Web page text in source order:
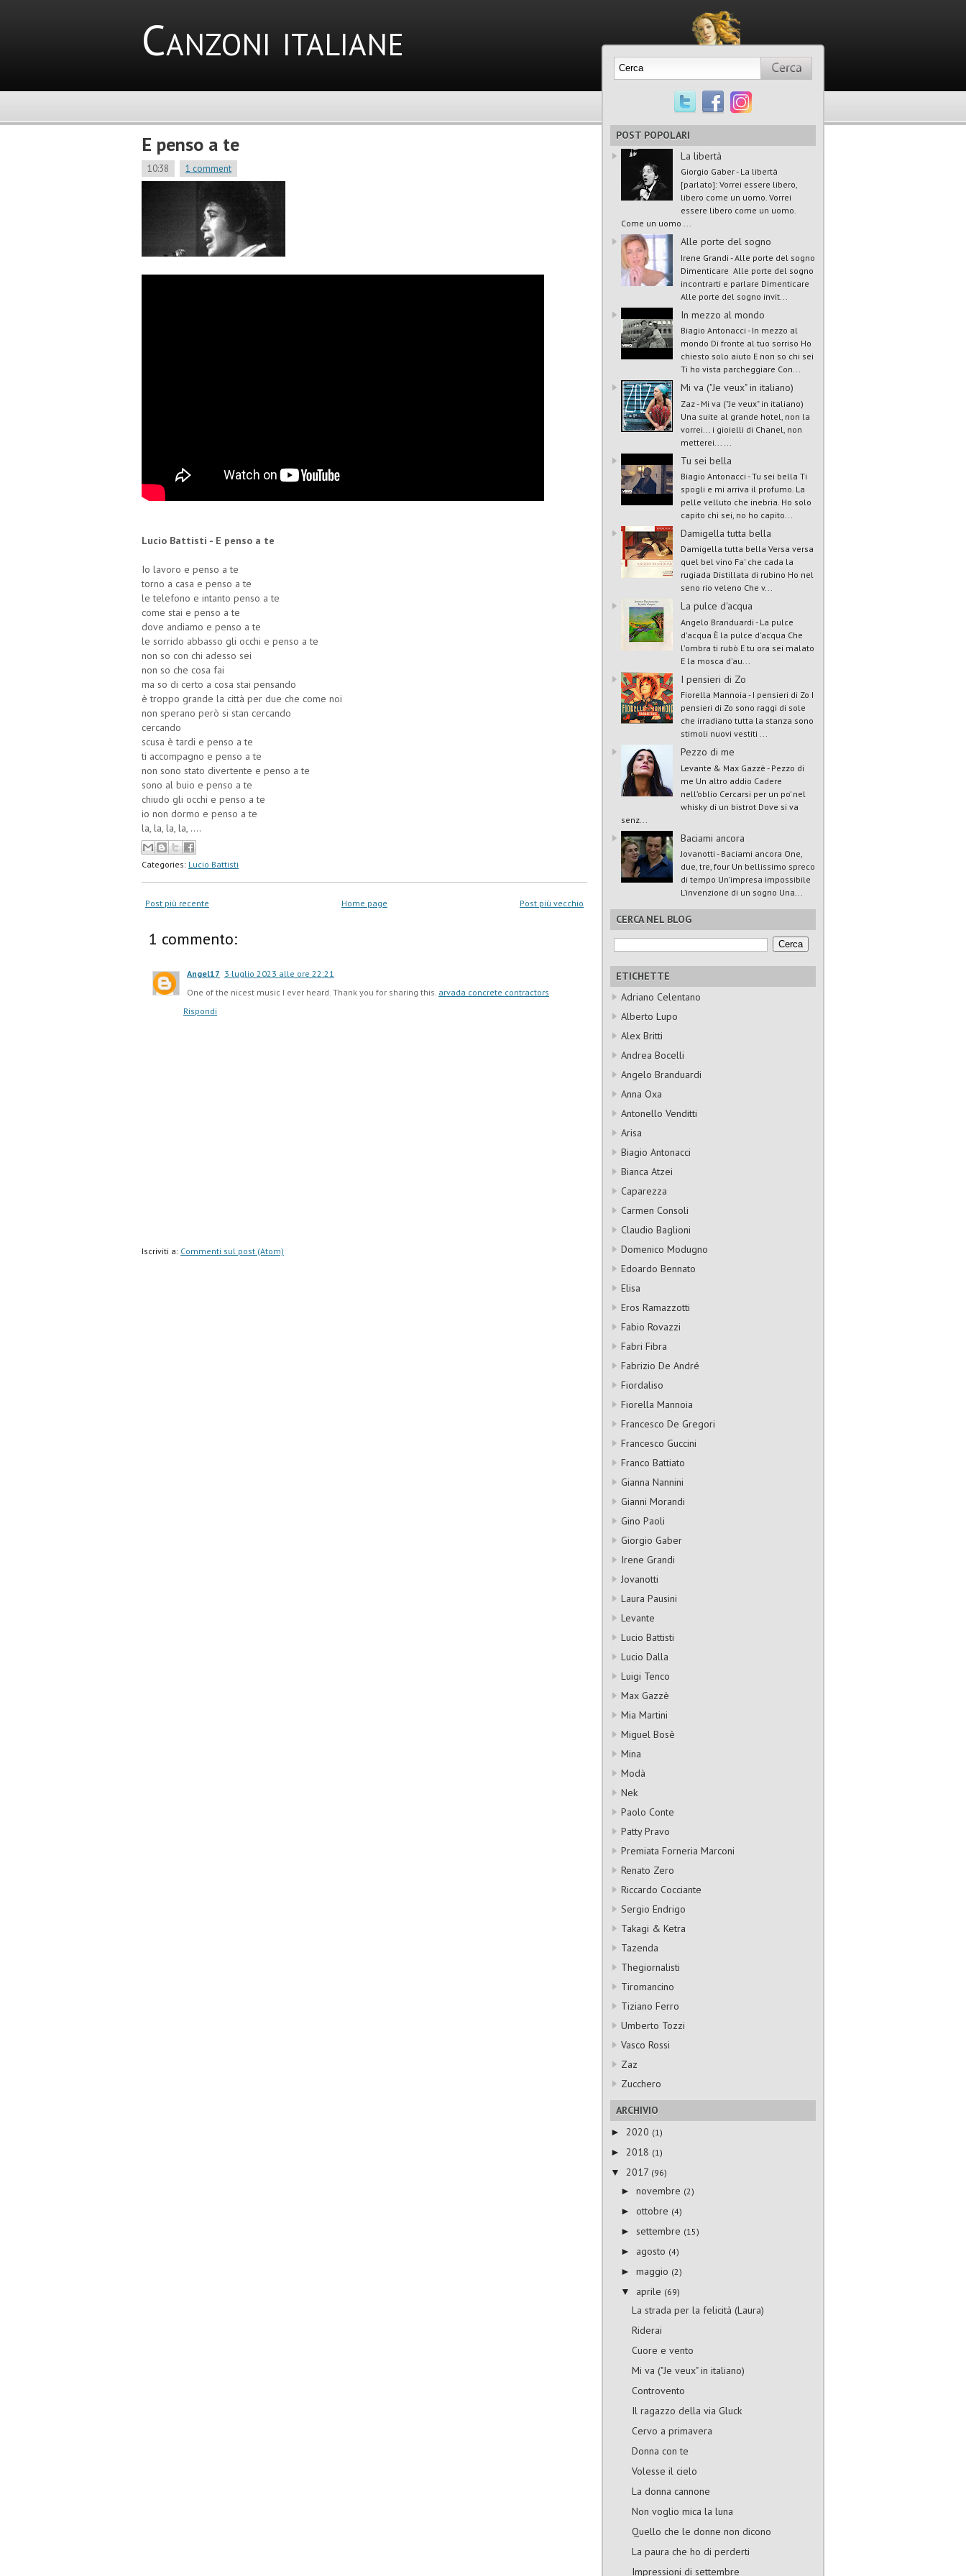
Canzoni italiane
E penso a te
10:38 1 comment
Lucio Battisti - E penso a te
Io lavoro e penso a te
torno a casa e penso a te
le telefono e intanto penso a te
come stai e penso a te
dove andiamo e penso a te
le sorrido abbasso gli occhi e penso a te
non so con chi adesso sei
non so che cosa fai
ma so di certo a cosa stai pensando
è troppo grande la città per due che come noi
non sperano però si stan cercando
cercando
scusa è tardi e penso a te
ti accompagno e penso a te
non sono stato divertente e penso a te
sono al buio e penso a te
chiudo gli occhi e penso a te
io non dormo e penso a te
la, la, la, la, ....
Categories: Lucio Battisti
Post più recente Post più vecchio
Home page
1 commento:
Angel17 3 luglio 2023 alle ore 22:21
One of the nicest music I ever heard. Thank you for sharing this. arvada concrete contractors
Rispondi
Iscriviti a: Commenti sul post (Atom)
POST POPOLARI
La libertà
Giorgio Gaber - La libertà
[parlato]: Vorrei essere libero,
libero come un uomo. Vorrei
essere libero come un uomo.
Come un uomo ...
Alle porte del sogno
Irene Grandi - Alle porte del sogno
Dimenticare Alle porte del sogno
incontrarti e parlare Dimenticare
Alle porte del sogno invit...
In mezzo al mondo
Biagio Antonacci - In mezzo al
mondo Di fronte al tuo sorriso Ho
chiesto solo aiuto E non so chi sei
Ti ho vista parcheggiare Con...
Mi va ("Je veux" in italiano)
Zaz - Mi va ("Je veux" in italiano)
Una suite al grande hotel, non la
vorrei... i gioielli di Chanel, non
metterei... ...
Tu sei bella
Biagio Antonacci - Tu sei bella Ti
spogli e mi arriva il profumo. La
pelle velluto che inebria. Ho solo
capito chi sei, no ho capito...
Damigella tutta bella
Damigella tutta bella Versa versa
quel bel vino Fa' che cada la
rugiada Distillata di rubino Ho nel
seno rio veleno Che v...
La pulce d'acqua
Angelo Branduardi - La pulce
d'acqua È la pulce d'acqua Che
l'ombra ti rubò E tu ora sei malato
E la mosca d'au...
I pensieri di Zo
Fiorella Mannoia - I pensieri di Zo I
pensieri di Zo sono raggi di sole
che irradiano tutta la stanza sono
stimoli nuovi vestiti ...
Pezzo di me
Levante & Max Gazzè - Pezzo di
me Un altro addio Cadere
nell’oblio Cercarsi per un po’ nel
whisky di un bistrot Dove si va
senz...
Baciami ancora
Jovanotti - Baciami ancora One,
due, tre, four Un bellissimo spreco
di tempo Un’impresa impossibile
L’invenzione di un sogno Una...
CERCA NEL BLOG
ETICHETTE
Adriano Celentano
Alberto Lupo
Alex Britti
Andrea Bocelli
Angelo Branduardi
Anna Oxa
Antonello Venditti
Arisa
Biagio Antonacci
Bianca Atzei
Caparezza
Carmen Consoli
Claudio Baglioni
Domenico Modugno
Edoardo Bennato
Elisa
Eros Ramazzotti
Fabio Rovazzi
Fabri Fibra
Fabrizio De André
Fiordaliso
Fiorella Mannoia
Francesco De Gregori
Francesco Guccini
Franco Battiato
Gianna Nannini
Gianni Morandi
Gino Paoli
Giorgio Gaber
Irene Grandi
Jovanotti
Laura Pausini
Levante
Lucio Battisti
Lucio Dalla
Luigi Tenco
Max Gazzè
Mia Martini
Miguel Bosè
Mina
Modà
Nek
Paolo Conte
Patty Pravo
Premiata Forneria Marconi
Renato Zero
Riccardo Cocciante
Sergio Endrigo
Takagi & Ketra
Tazenda
Thegiornalisti
Tiromancino
Tiziano Ferro
Umberto Tozzi
Vasco Rossi
Zaz
Zucchero
ARCHIVIO
► 2020 (1)
► 2018 (1)
▼ 2017 (96)
►novembre (2)
►ottobre (4)
► settembre (15)
► agosto (4)
►maggio (2)
▼ aprile (69)
La strada per la felicità (Laura)
Riderai
Cuore e vento
Mi va ("Je veux" in italiano)
Controvento
Il ragazzo della via Gluck
Cervo a primavera
Donna con te
Volesse il cielo
La donna cannone
Non voglio mica la luna
Quello che le donne non dicono
La paura che ho di perderti
Impressioni di settembre